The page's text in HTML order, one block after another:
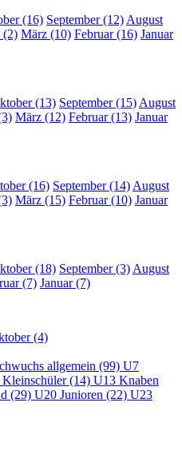
(16) September (12) August
(2) März (10) Februar (16) Januar
(13) September (15) August
März (12) Februar (13) Januar
(16) September (14) August
März (15) Februar (10) Januar
(18) September (3) August
(7) Januar (7)
(4)
allgemein (99) U7
(14) U13 Knaben
(29) U20 Junioren (22) U23